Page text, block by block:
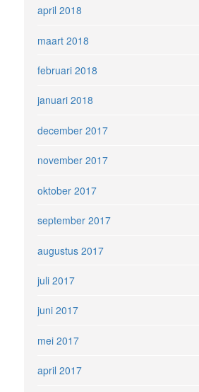
april 2018
maart 2018
februari 2018
januari 2018
december 2017
november 2017
oktober 2017
september 2017
augustus 2017
juli 2017
juni 2017
mei 2017
april 2017